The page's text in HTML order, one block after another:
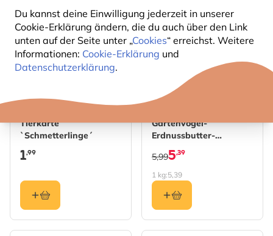
Du kannst deine Einwilligung jederzeit in unserer
Cookie-Erklärung ändern, die du auch über den Link
unten auf der Seite unter „Cookies“ erreichst. Weitere
Informationen: Cookie-Erklärung und
Datenschutzerklärung.
Tierkarte
`Schmetterlinge´
1,99
10% RABATT
Gartenvögel-
Erdnussbutter-
Futtermasse 1 kg
5,39
5,99
1 kg:5,39